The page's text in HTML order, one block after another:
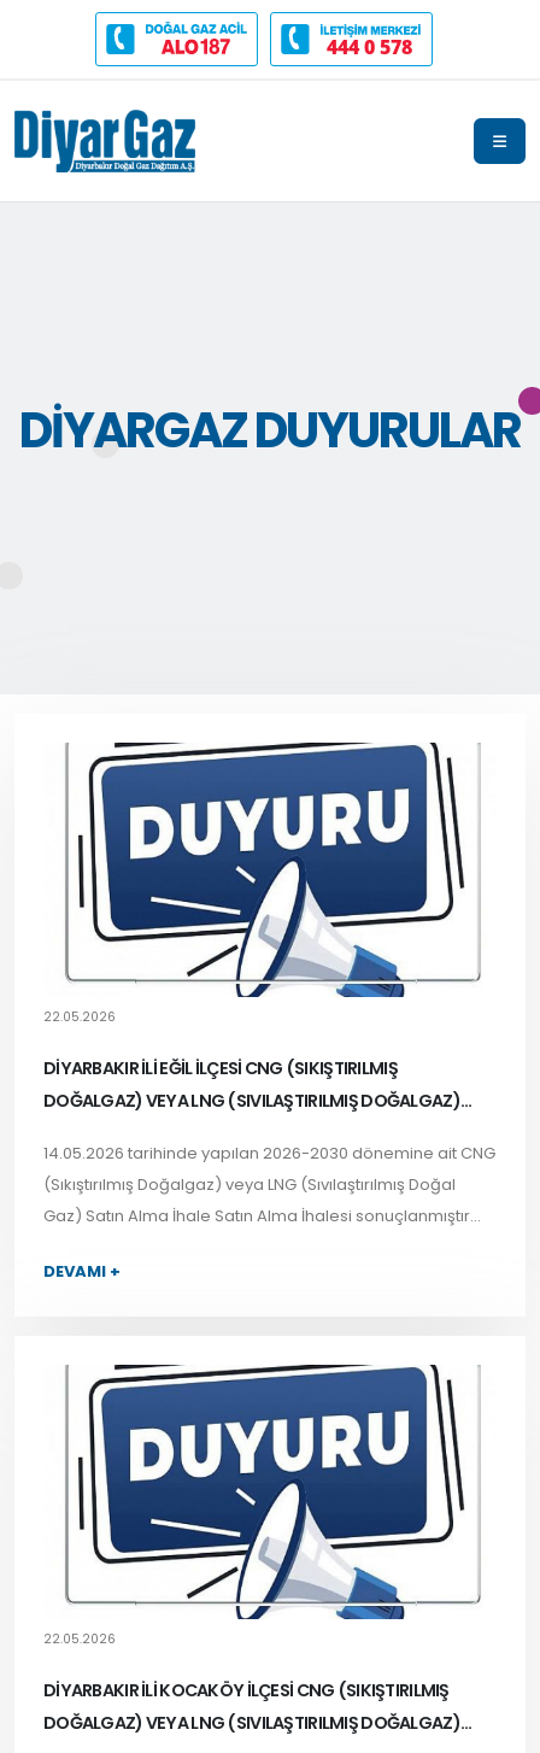
444 0 578
DIYARGAZ DUYURULAR
22.05.2026
DİYARBAKIR İLİ EĞİL İLÇESİ CNG (SIKIŞTIRILMIŞ
DOĞALGAZ) VEYA LNG (SIVILAŞTIRILMIŞ DOĞALGAZ)
14.05.2026 tarihinde yapılan 2026-2030 dönemine ait CNG
(Sıkıştırılmış Doğalgaz) veya LNG (Sıvılaştırılmış Doğal
Gaz) Satın Alma İhale Satın Alma İhalesi sonuçlanmıştır...
DEVAMI +
22.05.2026
DİYARBAKIR İLİ KOCAKÖY İLÇESİ CNG (SIKIŞTIRILMIŞ
DOĞALGAZ) VEYA LNG (SIVILAŞTIRILMIŞ DOĞALGAZ)